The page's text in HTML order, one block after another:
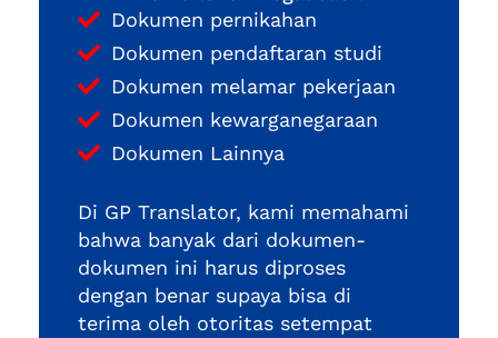
Dokumen pernikahan
Dokumen pendaftaran studi
Dokumen melamar pekerjaan
Dokumen kewarganegaraan
Dokumen Lainnya
Di GP Translator, kami memahami
bahwa banyak dari dokumen-
dokumen ini harus diproses
dengan benar supaya bisa di
terima oleh otoritas setempat